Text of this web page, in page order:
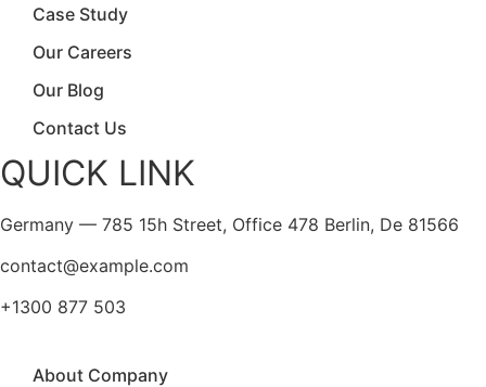
Case Study
Our Careers
Our Blog
Contact Us
QUICK LINK
Germany — 785 15h Street, Office 478 Berlin, De 81566
contact@example.com
+1300 877 503
About Company